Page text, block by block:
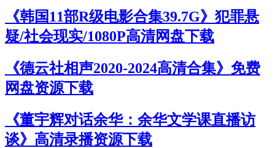
《韩国11部R级电影合集39.7G》犯罪悬
疑/社会现实/1080P高清网盘下载
《德云社相声2020-2024高清合集》免费
网盘资源下载
《董宇辉对话余华：余华文学课直播访
谈》高清录播资源下载